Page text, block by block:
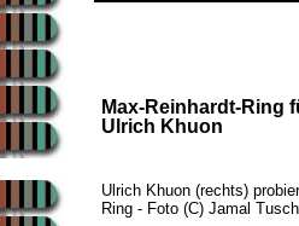
Max-Reinhardt-Ring
Ulrich Khuon
Ulrich Khuon (rechts)
Ring - Foto (C) Jamal